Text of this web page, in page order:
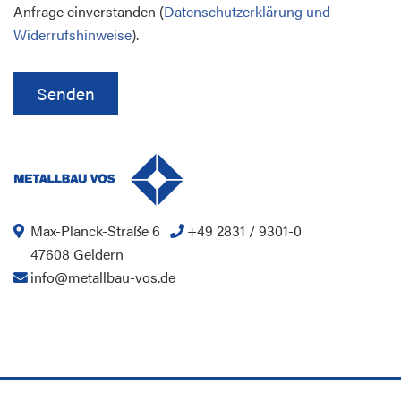
Anfrage einverstanden (Datenschutzerklärung und
Widerrufshinweise).
Max-Planck-Straße 6
47608 Geldern
+49 2831 / 9301-0
info@metallbau-vos.de